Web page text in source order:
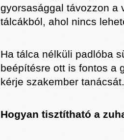
gyorsasággal távozzon a
tálcákból, ahol nincs
Ha tálca nélküli padlóba
beépítésre ott is fontos a
kérje szakember tanácsát.
Hogyan tisztítható a